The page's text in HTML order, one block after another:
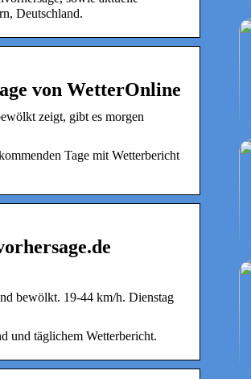
Deutschland.
von WetterOnline
zeigt, gibt es morgen
Tage mit Wetterbericht
bewölkt. 19-44 km/h. Dienstag
und täglichem Wetterbericht.